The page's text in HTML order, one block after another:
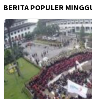
BERITA POPULER